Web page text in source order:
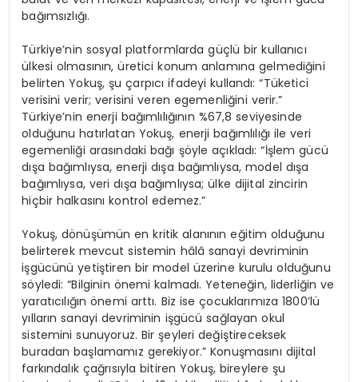
bağımsızlığı.
Türkiye’nin sosyal platformlarda güçlü bir kullanıcı
ülkesi olmasının, üretici konum anlamına gelmediğini
belirten Yokuş, şu çarpıcı ifadeyi kullandı: “Tüketici
verisini verir; verisini veren egemenliğini verir.”
Türkiye’nin enerji bağımlılığının %67,8 seviyesinde
olduğunu hatırlatan Yokuş, enerji bağımlılığı ile veri
egemenliği arasındaki bağı şöyle açıkladı: “İşlem gücü
dışa bağımlıysa, enerji dışa bağımlıysa, model dışa
bağımlıysa, veri dışa bağımlıysa; ülke dijital zincirin
hiçbir halkasını kontrol edemez.”
Yokuş, dönüşümün en kritik alanının eğitim olduğunu
belirterek mevcut sistemin hâlâ sanayi devriminin
işgücünü yetiştiren bir model üzerine kurulu olduğunu
söyledi: “Bilginin önemi kalmadı. Yeteneğin, liderliğin ve
yaratıcılığın önemi arttı. Biz ise çocuklarımıza 1800’lü
yılların sanayi devriminin işgücü sağlayan okul
sistemini sunuyoruz. Bir şeyleri değiştireceksek
buradan başlamamız gerekiyor.” Konuşmasını dijital
farkındalık çağrısıyla bitiren Yokuş, bireylere şu